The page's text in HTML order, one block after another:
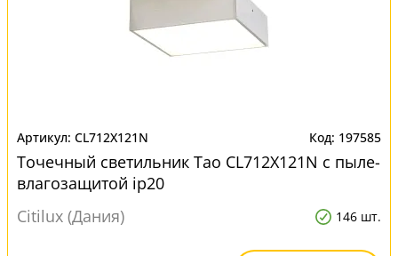
CL712X121N 197585
Точечный светильник Тао CL712X121N с пыле-
влагозащитой ip20
Citilux (Дания)
146 шт.